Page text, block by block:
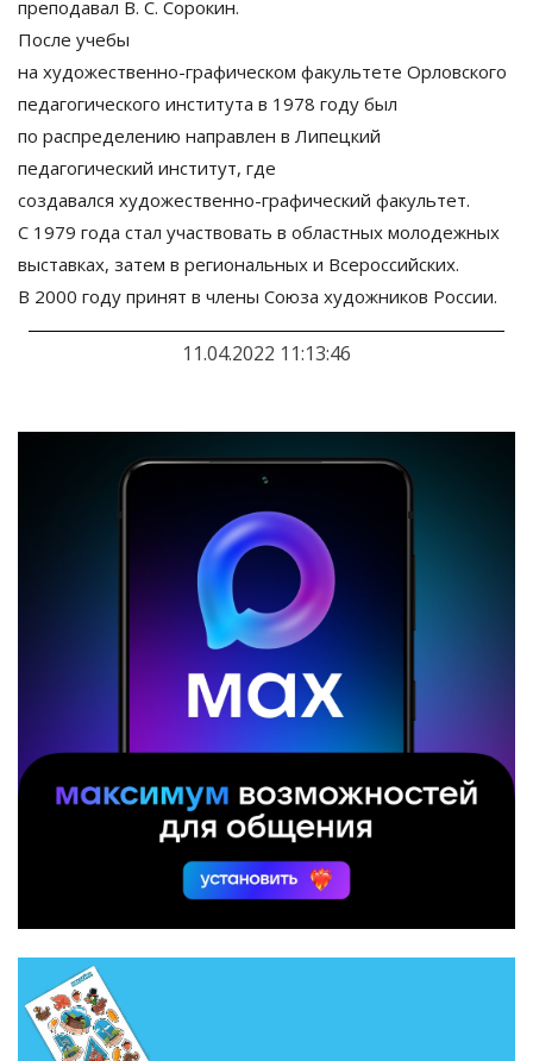
преподавал В. С. Сорокин.
После учебы
на художественно-графическом факультете Орловского
педагогического института в 1978 году был
по распределению направлен в Липецкий
педагогический институт, где
создавался художественно-графический факультет.
С 1979 года стал участвовать в областных молодежных
выставках, затем в региональных и Всероссийских.
В 2000 году принят в члены Союза художников России.
11.04.2022 11:13:46